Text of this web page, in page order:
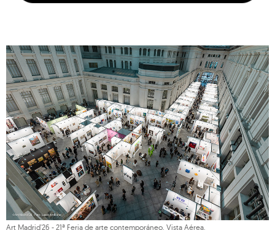
Art Madrid'26 - 21ª Feria de arte contemporáneo. Vista Aérea.